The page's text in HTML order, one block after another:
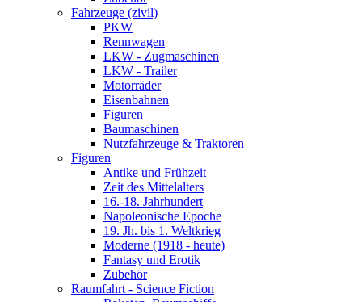
Fahrzeuge (zivil)
PKW
Rennwagen
LKW - Zugmaschinen
LKW - Trailer
Motorräder
Eisenbahnen
Figuren
Baumaschinen
Nutzfahrzeuge & Traktoren
Figuren
Antike und Frühzeit
Zeit des Mittelalters
16.-18. Jahrhundert
Napoleonische Epoche
19. Jh. bis 1. Weltkrieg
Moderne (1918 - heute)
Fantasy und Erotik
Zubehör
Raumfahrt - Science Fiction